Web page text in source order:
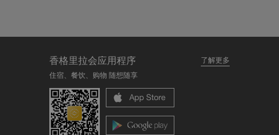
香格里拉会应用程序
了解更多
住宿、餐饮、购物 随想随享